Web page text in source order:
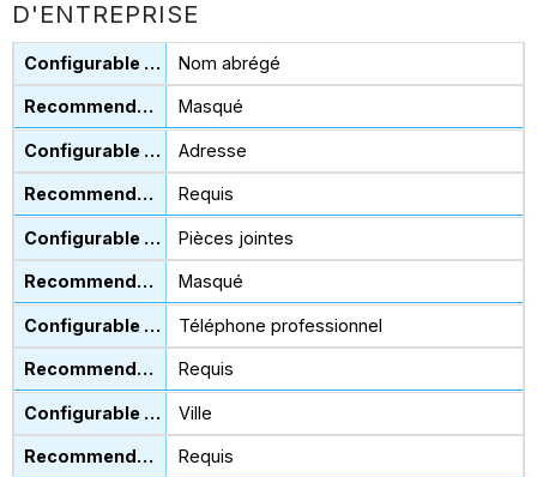
D'ENTREPRISE
Nom abrégé
Masqué
Adresse
Requis
Pièces jointes
Masqué
Téléphone professionnel
Requis
Ville
Requis